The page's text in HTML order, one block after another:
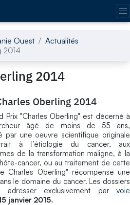
Ouest
Actualités
2014
2014
Oberling 2014
Prix "Charles Oberling" est décerné à
âgé de moins de 55 ans,
par une oeuvre scientifique originale
à l’étiologie du cancer, aux
de la transformation maligne, à la
cancer, ou au traitement de cette
Charles Oberling" récompense une
le domaine du cancer. Les dossiers
exclusivement par voie
janvier 2015.